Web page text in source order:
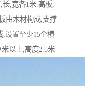
长,宽各1米.高板,
由木材构成,支撑
,设置至少15个横
以上,高度2.5米